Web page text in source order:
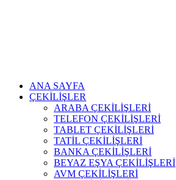
ANA SAYFA
ÇEKİLİŞLER
ARABA ÇEKİLİŞLERİ
TELEFON ÇEKİLİŞLERİ
TABLET ÇEKİLİŞLERİ
TATİL ÇEKİLİŞLERİ
BANKA ÇEKİLİŞLERİ
BEYAZ EŞYA ÇEKİLİŞLERİ
AVM ÇEKİLİŞLERİ